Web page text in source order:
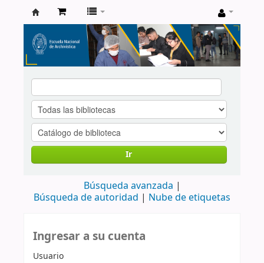
Catálogo
de
Biblioteca
ENA
Ir
Búsqueda avanzada
Búsqueda de autoridad
Nube de etiquetas
Ingresar a su cuenta
Usuario